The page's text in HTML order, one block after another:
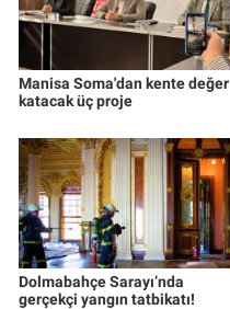
Manisa Soma'dan kente değer
katacak üç proje
Dolmabahçe Sarayı’nda
gerçekçi yangın tatbikatı!